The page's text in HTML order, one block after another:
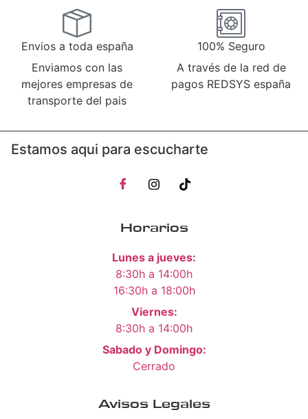
Envios a toda españa
Enviamos con las
mejores empresas de
transporte del pais
100% Seguro
A través de la red de
pagos REDSYS españa
Estamos aqui para escucharte
Horarios
Lunes a jueves:
8:30h a 14:00h
16:30h a 18:00h
Viernes:
8:30h a 14:00h
Sabado y Domingo:
Cerrado
Avisos Legales